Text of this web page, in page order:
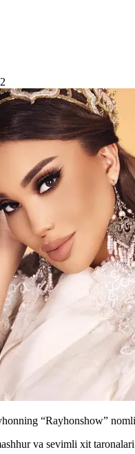
“Rayhonshow”
va sevimli xit